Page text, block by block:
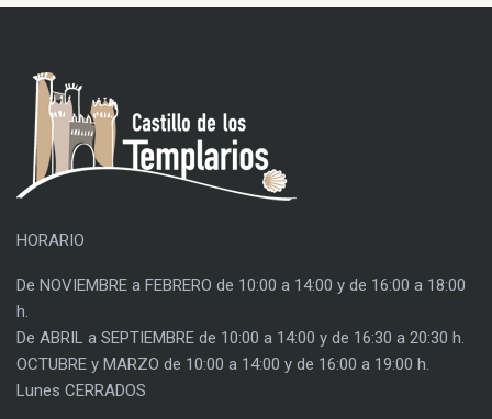
HORARIO
De NOVIEMBRE a FEBRERO de 10:00 a 14:00 y de 16:00 a 18:00
h.
De ABRIL a SEPTIEMBRE de 10:00 a 14:00 y de 16:30 a 20:30 h.
OCTUBRE y MARZO de 10:00 a 14:00 y de 16:00 a 19:00 h.
Lunes CERRADOS